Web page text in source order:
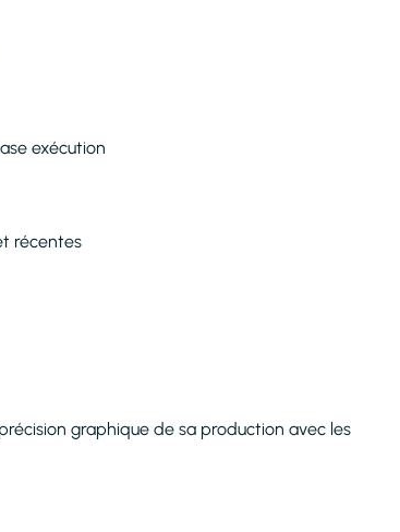
exécution
récentes
graphique de sa production avec les